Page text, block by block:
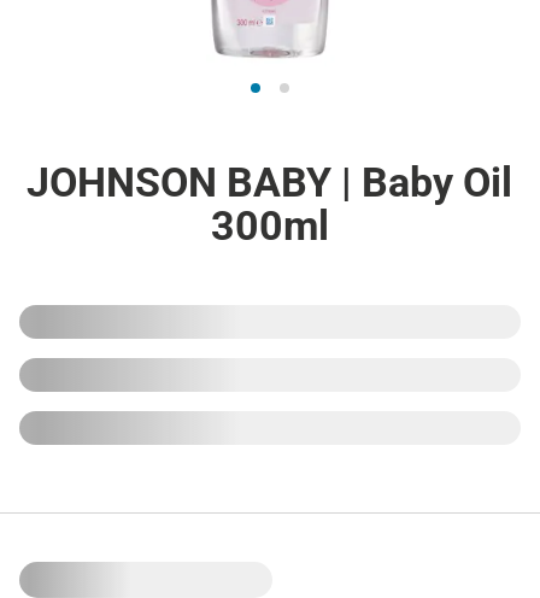
JOHNSON BABY | Baby Oil
300ml